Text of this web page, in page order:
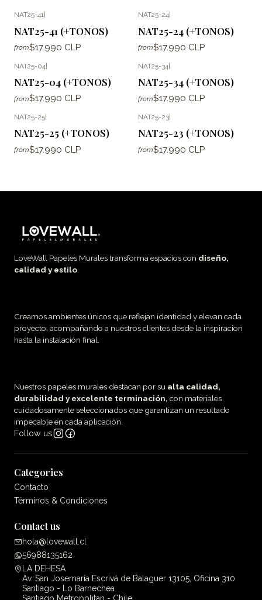
NAT25-41
NAT25-41 (+TONOS)
from$17.990 CLP
NAT25-24
NAT25-24 (+TONOS)
from$17.990 CLP
NAT25-04|
NAT25-04 (+TONOS)
from$17.990 CLP
NAT25-34|
NAT25-34 (+TONOS)
from$17.990 CLP
NAT25-25
NAT25-25 (+TONOS)
from$17.990 CLP
NAT25-23
NAT25-23 (+TONOS)
from$17.990 CLP
LoveWall Papeles Murales transforma espacios con diseño,
calidad y estilo
Creamos ambientes únicos que reflejan identidad y elevan cada
proyecto, acompañando a nuestros clientes desde la inspiracion
hasta la instalación final.
Nuestros papeles murales destacan por su alta calidad,
durabilidad y excelente terminación, con materiales
cuidadosamente seleccionados que garantizan un resultado
impecable en cada aplicación.
Follow us
Categories
Contacto
Términos & Condiciones
Contact us
hola@lovewall.cl
56988135162
LA DEHESA
Av. San Josemaría Escrivá de Balaguer 13105, Oficina 310
Santiago - Lo Barnechea